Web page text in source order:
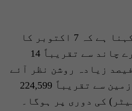
سپارکو حکام کا کہنا ہے کہ 7 اکتوبر کا
سپر مون اوسط پورے چاند سے تقریباً 14
فیصد بڑا اور 30 فیصد زیادہ روشن نظر آئے
گا اس رات، چاند زمین سے تقریباً 224,599